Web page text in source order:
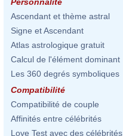
Ascendant et thème astral
Signe et Ascendant
Atlas astrologique gratuit
Calcul de l'élément dominant
Les 360 degrés symboliques
Compatibilité
Compatibilité de couple
Affinités entre célébrités
Love Test avec des célébrités